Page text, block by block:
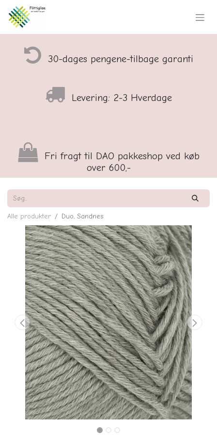
30-dages pengene-tilbage garanti
Levering: 2-3 Hverdage
Fri fragt til DAO pakkeshop ved køb
over 600,-
Alle produkter Duo, Sandnes